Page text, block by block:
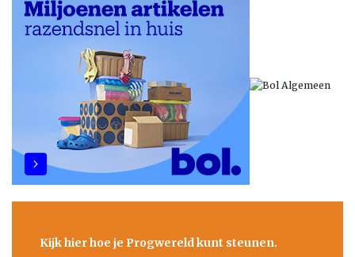
Kijk hier hoe je Progwereld kunt steunen.